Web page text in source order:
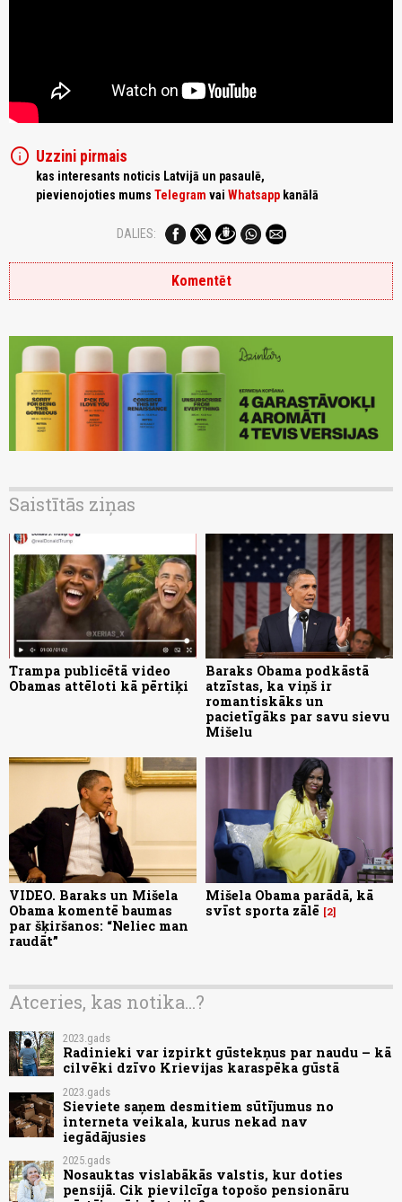
info Uzzini pirmais
kas interesants noticis Latvijā un pasaulē,
pievienojoties mums Telegram vai Whatsapp kanālā
DALIES:
Komentēt
Saistītās ziņas
Trampa publicētā video
Obamas attēloti kā pērtiķi
Baraks Obama podkāstā
atzīstas, ka viņš ir
romantiskāks un
pacietīgāks par savu sievu
Mišelu
VIDEO. Baraks un Mišela
Obama komentē baumas
par šķiršanos: “Neliec man
raudāt”
Mišela Obama parādā, kā
svīst sporta zālē
2
Atceries, kas notika...?
2023.gads
Radinieki var izpirkt gūstekņus par naudu – kā
cilvēki dzīvo Krievijas karaspēka gūstā
2023.gads
Sieviete saņem desmitiem sūtījumus no
interneta veikala, kurus nekad nav
iegādājusies
2025.gads
Nosauktas vislabākās valstis, kur doties
pensijā. Cik pievilcīga topošo pensionāru